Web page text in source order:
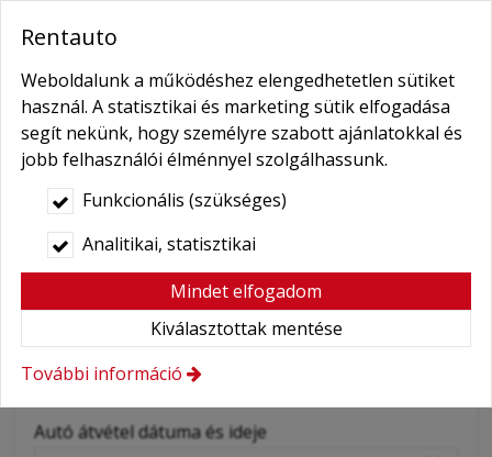
-
-
-
-
Név*
Telefonszám
E-mail*
E-mail cím megerősítés*
Autó átvétel dátuma és ideje
Rentauto
Weboldalunk a működéshez elengedhetetlen sütiket
használ. A statisztikai és marketing sütik elfogadása
segít nekünk, hogy személyre szabott ajánlatokkal és
jobb felhasználói élménnyel szolgálhassunk.
Funkcionális (szükséges)
Analitikai, statisztikai
Mindet elfogadom
Kiválasztottak mentése
További információ